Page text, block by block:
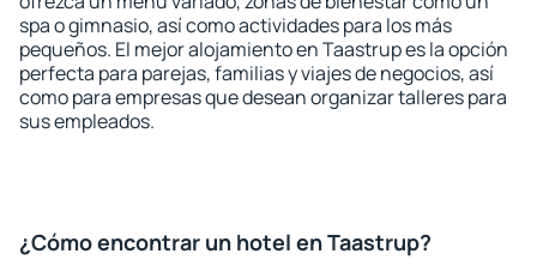
spa o gimnasio, así como actividades para los más
pequeños. El mejor alojamiento en Taastrup es la opción
perfecta para parejas, familias y viajes de negocios, así
como para empresas que desean organizar talleres para
sus empleados.
¿Cómo encontrar un hotel en Taastrup?